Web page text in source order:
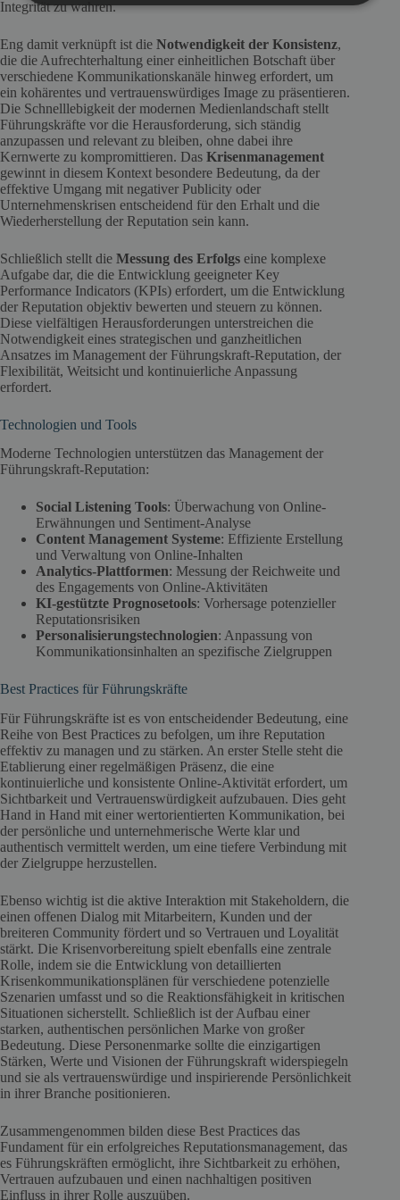
Integrität zu wahren.
Eng damit verknüpft ist die Notwendigkeit der Konsistenz,
die die Aufrechterhaltung einer einheitlichen Botschaft über
verschiedene Kommunikationskanäle hinweg erfordert, um
ein kohärentes und vertrauenswürdiges Image zu präsentieren.
Die Schnelllebigkeit der modernen Medienlandschaft stellt
Führungskräfte vor die Herausforderung, sich ständig
anzupassen und relevant zu bleiben, ohne dabei ihre
Kernwerte zu kompromittieren. Das Krisenmanagement
gewinnt in diesem Kontext besondere Bedeutung, da der
effektive Umgang mit negativer Publicity oder
Unternehmenskrisen entscheidend für den Erhalt und die
Wiederherstellung der Reputation sein kann.
Schließlich stellt die Messung des Erfolgs eine komplexe
Aufgabe dar, die die Entwicklung geeigneter Key
Performance Indicators (KPIs) erfordert, um die Entwicklung
der Reputation objektiv bewerten und steuern zu können.
Diese vielfältigen Herausforderungen unterstreichen die
Notwendigkeit eines strategischen und ganzheitlichen
Ansatzes im Management der Führungskraft-Reputation, der
Flexibilität, Weitsicht und kontinuierliche Anpassung
erfordert.
Technologien und Tools
Moderne Technologien unterstützen das Management der
Führungskraft-Reputation:
Social Listening Tools: Überwachung von Online-
Erwähnungen und Sentiment-Analyse
Content Management Systeme: Effiziente Erstellung
und Verwaltung von Online-Inhalten
Analytics-Plattformen: Messung der Reichweite und
des Engagements von Online-Aktivitäten
KI-gestützte Prognosetools: Vorhersage potenzieller
Reputationsrisiken
Personalisierungstechnologien: Anpassung von
Kommunikationsinhalten an spezifische Zielgruppen
Best Practices für Führungskräfte
Für Führungskräfte ist es von entscheidender Bedeutung, eine
Reihe von Best Practices zu befolgen, um ihre Reputation
effektiv zu managen und zu stärken. An erster Stelle steht die
Etablierung einer regelmäßigen Präsenz, die eine
kontinuierliche und konsistente Online-Aktivität erfordert, um
Sichtbarkeit und Vertrauenswürdigkeit aufzubauen. Dies geht
Hand in Hand mit einer wertorientierten Kommunikation, bei
der persönliche und unternehmerische Werte klar und
authentisch vermittelt werden, um eine tiefere Verbindung mit
der Zielgruppe herzustellen.
Ebenso wichtig ist die aktive Interaktion mit Stakeholdern, die
einen offenen Dialog mit Mitarbeitern, Kunden und der
breiteren Community fördert und so Vertrauen und Loyalität
stärkt. Die Krisenvorbereitung spielt ebenfalls eine zentrale
Rolle, indem sie die Entwicklung von detaillierten
Krisenkommunikationsplänen für verschiedene potenzielle
Szenarien umfasst und so die Reaktionsfähigkeit in kritischen
Situationen sicherstellt. Schließlich ist der Aufbau einer
starken, authentischen persönlichen Marke von großer
Bedeutung. Diese Personenmarke sollte die einzigartigen
Stärken, Werte und Visionen der Führungskraft widerspiegeln
und sie als vertrauenswürdige und inspirierende Persönlichkeit
in ihrer Branche positionieren.
Zusammengenommen bilden diese Best Practices das
Fundament für ein erfolgreiches Reputationsmanagement, das
es Führungskräften ermöglicht, ihre Sichtbarkeit zu erhöhen,
Vertrauen aufzubauen und einen nachhaltigen positiven
Einfluss in ihrer Rolle auszuüben.